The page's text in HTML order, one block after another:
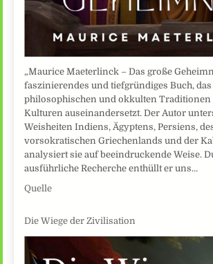
„Maurice Maeterlinck – Das große
faszinierendes und tiefgründiges Buch,
philosophischen und okkulten Traditionen
Kulturen auseinandersetzt. Der Autor
Weisheiten Indiens, Ägyptens, Persiens,
vorsokratischen Griechenlands und der
analysiert sie auf beeindruckende Weise.
ausführliche Recherche enthüllt er uns…
Quelle
Die Wiege der Zivilisation